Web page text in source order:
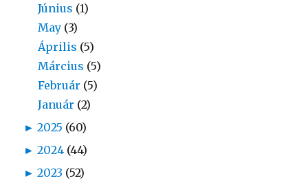
Június (1)
May (3)
Április (5)
Március (5)
Február (5)
Január (2)
► 2025 (60)
► 2024 (44)
► 2023 (52)